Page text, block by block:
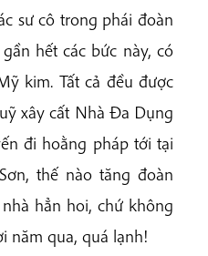
sư cô trong phái đoàn
hết các bức này, có
kim. Tất cả đều được
xây cất Nhà Đa Dụng
đi hoằng pháp tới tại
thế nào tăng đoàn
hẳn hoi, chứ không
năm qua, quá lạnh!